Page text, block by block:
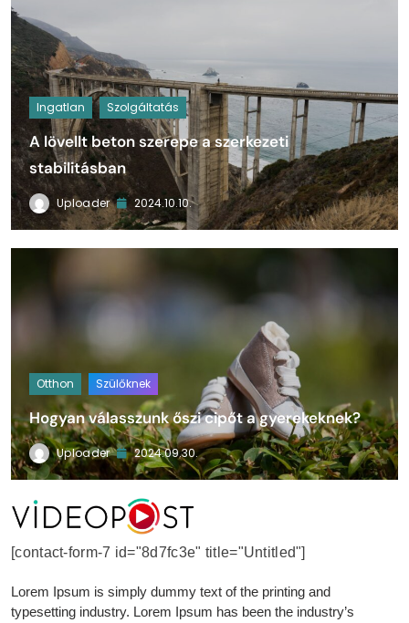
Ingatlan Szolgáltatás
A lövellt beton szerepe a szerkezeti
stabilitásban
Uploader 2024.10.10.
Otthon Szülőknek
Hogyan válasszunk őszi cipőt a gyerekeknek?
Uploader 2024.09.30.
VideoPost
[contact-form-7 id="8d7fc3e" title="Untitled"]
Lorem Ipsum is simply dummy text of the printing and
typesetting industry. Lorem Ipsum has been the industry’s